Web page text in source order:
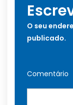
O seu
publicado.
Comentário